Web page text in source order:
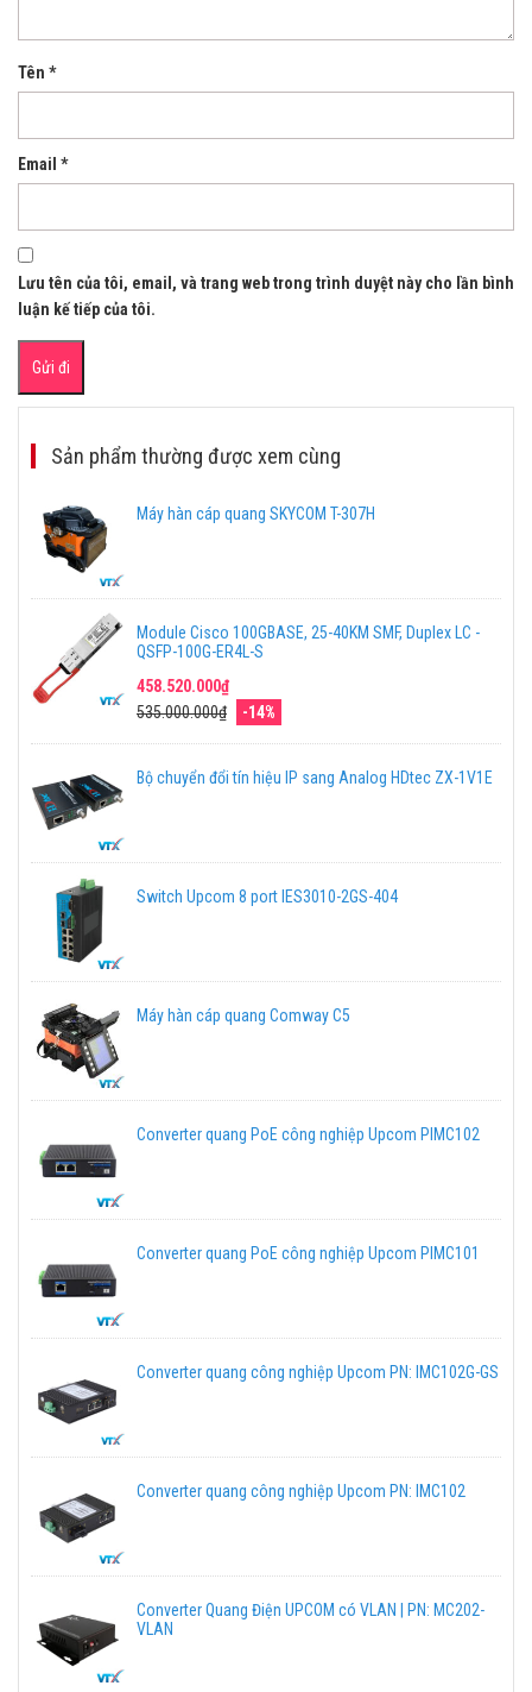
Tên *
Email *
Lưu tên của tôi, email, và trang web trong trình duyệt này cho lần bình
luận kế tiếp của tôi.
Sản phẩm thường được xem cùng
Máy hàn cáp quang SKYCOM T-307H
Module Cisco 100GBASE, 25-40KM SMF, Duplex LC -
QSFP-100G-ER4L-S
458.520.000₫
535.000.000₫
-14%
Bộ chuyển đổi tín hiệu IP sang Analog HDtec ZX-1V1E
Switch Upcom 8 port IES3010-2GS-404
Máy hàn cáp quang Comway C5
Converter quang PoE công nghiệp Upcom PIMC102
Converter quang PoE công nghiệp Upcom PIMC101
Converter quang công nghiệp Upcom PN: IMC102G-GS
Converter quang công nghiệp Upcom PN: IMC102
Converter Quang Điện UPCOM có VLAN | PN: MC202-
VLAN